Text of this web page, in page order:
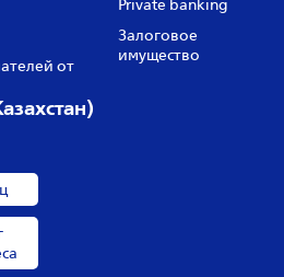
от
Private banking
Залоговое
имущество